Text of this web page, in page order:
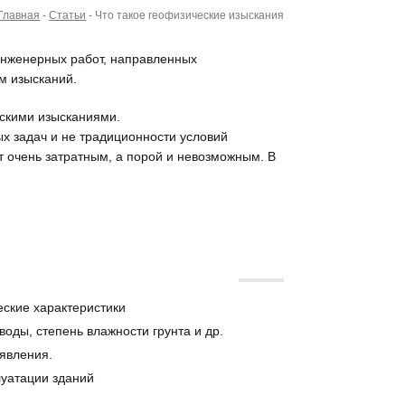
Главная -Статьи - Что такое геофизические изыскания
работ, направленных
изысканий.
изысканиями.
задач и не традиционности условий
очень затратным, а порой и невозможным. В
характеристики
степень влажности грунта и др.
зданий